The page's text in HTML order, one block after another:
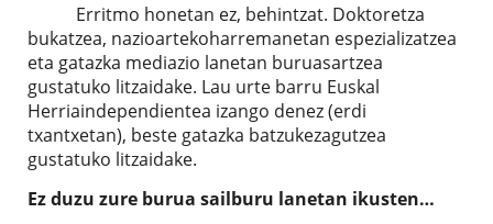
Erritmo honetan ez, behintzat. Doktoretza
bukatzea, nazioartekoharremanetan espezializatzea
eta gatazka mediazio lanetan buruasartzea
gustatuko litzaidake. Lau urte barru Euskal
Herriaindependientea izango denez (erdi
txantxetan), beste gatazka batzukezagutzea
gustatuko litzaidake.
Ez duzu zure burua sailburu lanetan ikusten…